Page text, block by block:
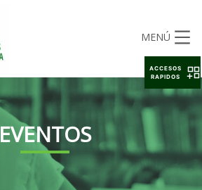
MENÚ
EVENTOS
ACCESOS
RAPIDOS